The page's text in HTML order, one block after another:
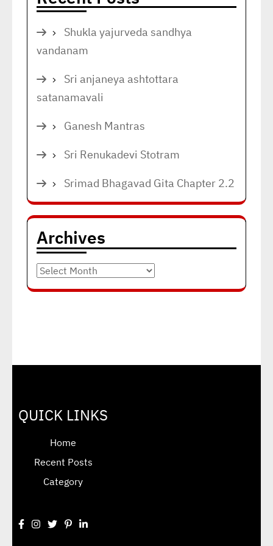
Shukla yajurveda sandhya
vandanam
Sri anjaneya ashtottara
satanamavali
Ganesh Mantras
Sri Renukadevi Stotram
Srimad Bhagavad Gita Chapter 2.2
Archives
Archives
QUICK LINKS
Home
Recent Posts
Category